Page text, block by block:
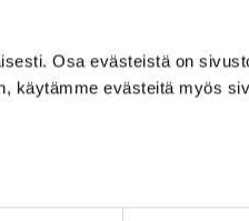
Osa evästeistä on
käytämme evästeitä myös